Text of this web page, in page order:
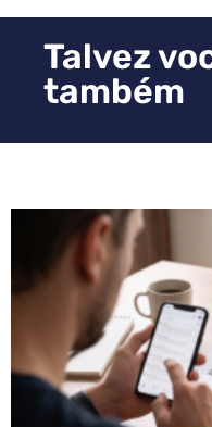
Talvez
também